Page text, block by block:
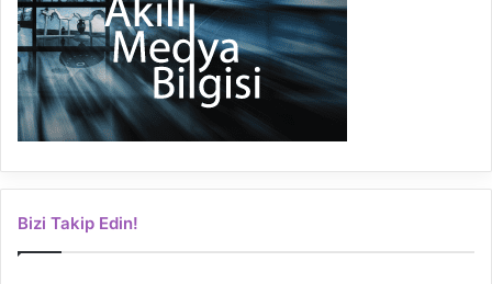
Bizi Takip Edin!